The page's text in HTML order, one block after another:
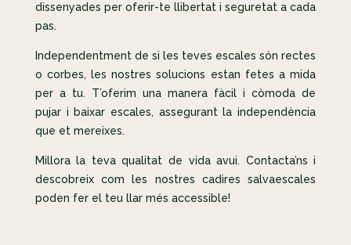
dissenyades per oferir-te llibertat i seguretat a cada
pas.
Independentment de si les teves escales són rectes
o corbes, les nostres solucions estan fetes a mida
per a tu. T’oferim una manera fàcil i còmoda de
pujar i baixar escales, assegurant la independència
que et mereixes.
Millora la teva qualitat de vida avui. Contacta’ns i
descobreix com les nostres cadires salvaescales
poden fer el teu llar més accessible!